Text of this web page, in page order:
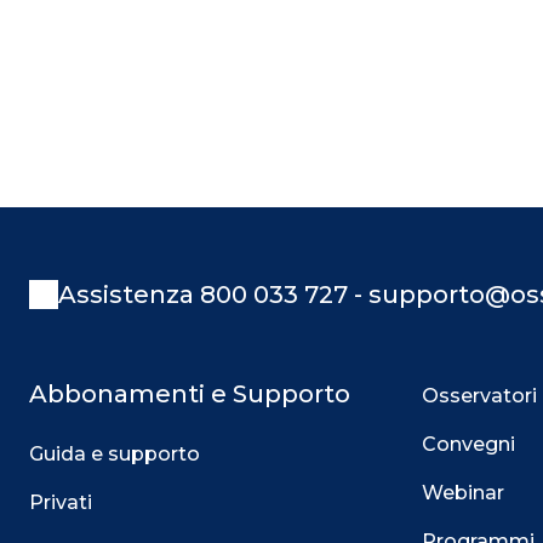
Assistenza 800 033 727 -
Abbonamenti e Supporto
Guida e supporto
Privati
Osservatori
Convegni
Webinar